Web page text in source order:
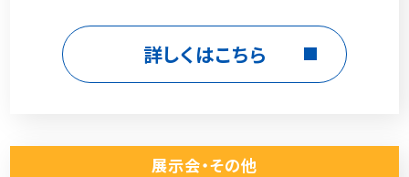
詳しくはこちら
展示会・その他